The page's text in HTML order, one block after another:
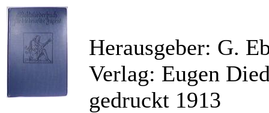
Herausgeber: G.
Verlag: Eugen
gedruckt 1913